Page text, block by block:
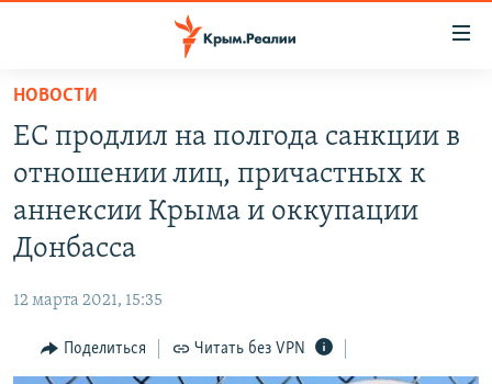
Вернуться
основному
содержанию
главной
Вернутся
поиску
СПЕЦПРОЕКТЫ
КАРТА ВОЕННЫХ ОБЪЕКТОВ КРЫМА
ИСТОРИЯ
ИНТЕРАКТИВ
ИНФОГРАФИКА
РАДІО СВОБОДА
КАК ОБОЙТИ БЛОКИРОВКУ
НОВОСТИ
ЕС продлил на полгода санкции в
отношении лиц, причастных к
аннексии Крыма и оккупации
Донбасса
12 марта 2021, 15:35
Поделиться Читать без VPN